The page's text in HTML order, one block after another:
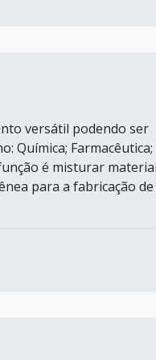
versátil podendo ser
Química; Farmacêutica;
é misturar
para a fabricação de